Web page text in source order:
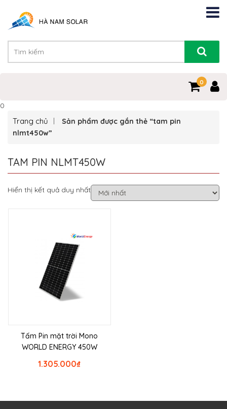
0
0
Trang chủ
Sản phẩm được gắn thẻ “tam pin
nlmt450w”
TAM PIN NLMT450W
Hiển thị kết quả duy nhất
Tấm Pin mặt trời Mono
WORLD ENERGY 450W
₫
1.305.000